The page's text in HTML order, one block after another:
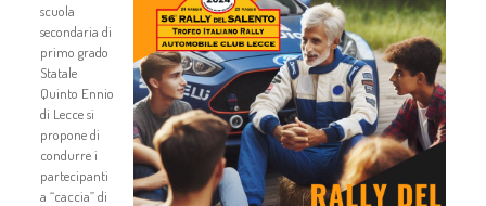
scuola
secondaria di
primo grado
Statale
Quinto Ennio
di Lecce si
propone di
condurre i
partecipanti
a “caccia” di